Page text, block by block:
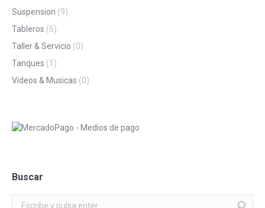
Suspension (9)
Tableros (5)
Taller & Servicio (0)
Tanques (1)
Videos & Musicas (0)
Buscar